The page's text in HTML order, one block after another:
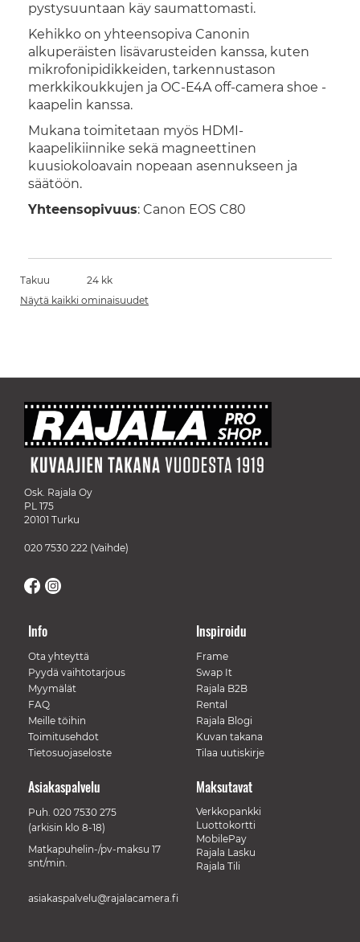
pystysuuntaan käy saumattomasti.
Kehikko on yhteensopiva Canonin
alkuperäisten lisävarusteiden kanssa, kuten
mikrofonipidikkeiden, tarkennustason
merkkikoukkujen ja OC-E4A off-camera shoe -
kaapelin kanssa.
Mukana toimitetaan myös HDMI-
kaapelikiinnike sekä magneettinen
kuusiokoloavain nopeaan asennukseen ja
säätöön.
Yhteensopivuus: Canon EOS C80
Takuu
24 kk
Näytä kaikki ominaisuudet
Osk. Rajala Oy
PL 175
20101 Turku
020 7530 222 (Vaihde)
Info
Ota yhteyttä
Pyydä vaihtotarjous
Myymälät
FAQ
Meille töihin
Toimitusehdot
Tietosuojaseloste
Inspiroidu
Frame
Swap It
Rajala B2B
Rental
Rajala Blogi
Kuvan takana
Tilaa uutiskirje
Maksutavat
Verkkopankki
Luottokortti
MobilePay
Rajala Lasku
Rajala Tili
Asiakaspalvelu
Puh. 020 7530 275
(arkisin klo 8-18)
Matkapuhelin-/pv-maksu 17
snt/min.
asiakaspalvelu@rajalacamera.fi